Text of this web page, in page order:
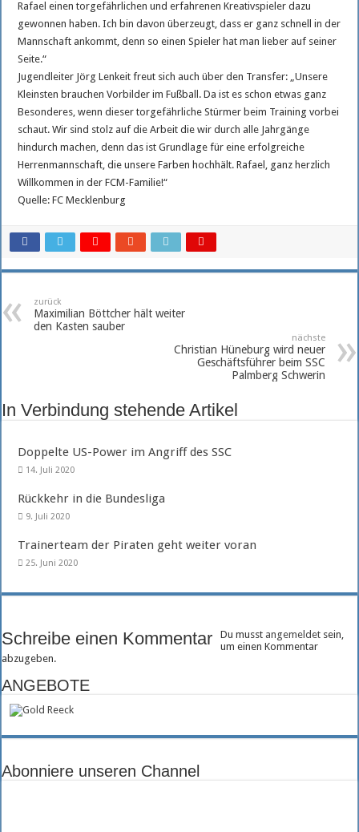
Rafael einen torgefährlichen und erfahrenen Kreativspieler dazu
gewonnen haben. Ich bin davon überzeugt, dass er ganz schnell in der
Mannschaft ankommt, denn so einen Spieler hat man lieber auf seiner
Seite.“
Jugendleiter Jörg Lenkeit freut sich auch über den Transfer: „Unsere
Kleinsten brauchen Vorbilder im Fußball. Da ist es schon etwas ganz
Besonderes, wenn dieser torgefährliche Stürmer beim Training vorbei
schaut. Wir sind stolz auf die Arbeit die wir durch alle Jahrgänge
hindurch machen, denn das ist Grundlage für eine erfolgreiche
Herrenmannschaft, die unsere Farben hochhält. Rafael, ganz herzlich
Willkommen in der FCM-Familie!“
Quelle: FC Mecklenburg
zurück
Maximilian Böttcher hält weiter
den Kasten sauber
nächste
Christian Hüneburg wird neuer
Geschäftsführer beim SSC
Palmberg Schwerin
In Verbindung stehende Artikel
Doppelte US-Power im Angriff des SSC
14. Juli 2020
Rückkehr in die Bundesliga
9. Juli 2020
Trainerteam der Piraten geht weiter voran
25. Juni 2020
Schreibe einen Kommentar Du musst angemeldet sein,
um einen Kommentar
abzugeben.
ANGEBOTE
Abonniere unseren Channel